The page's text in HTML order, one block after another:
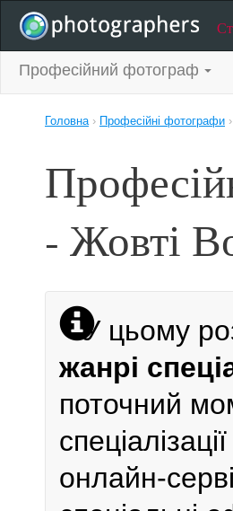
Професійний фотограф
Головна› Професійні фотографи ›
- Жовті
У цьому
жанрі
поточний
онлайн-